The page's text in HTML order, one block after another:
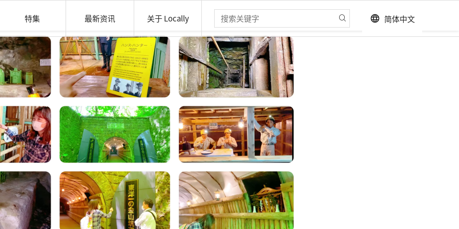
特集 最新资讯 关于 Locally language 简体中文